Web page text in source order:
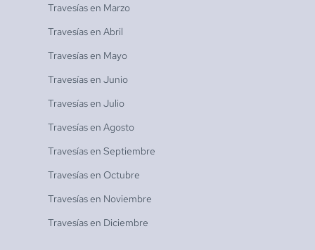
Travesías en Marzo
Travesías en Abril
Travesías en Mayo
Travesías en Junio
Travesías en Julio
Travesías en Agosto
Travesías en Septiembre
Travesías en Octubre
Travesías en Noviembre
Travesías en Diciembre